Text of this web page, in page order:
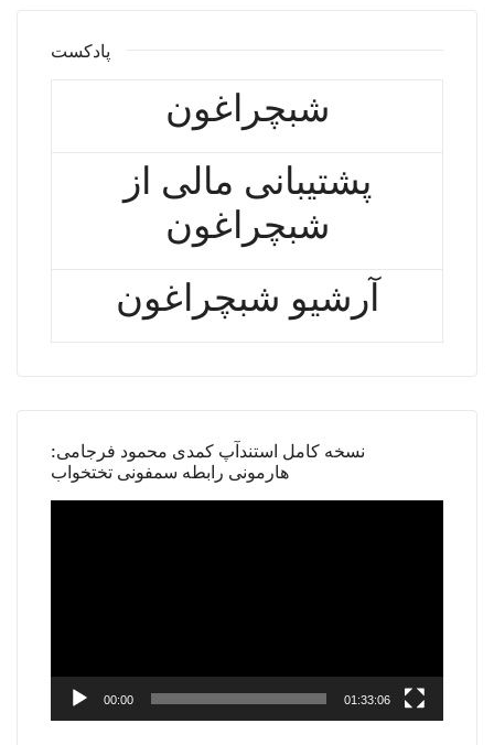
پادکست
شبچراغون
پشتیبانی مالی از
شبچراغون
آرشیو شبچراغون
نسخه کامل استندآپ کمدی محمود فرجامی:
هارمونی رابطه سمفونی تختخواب
00:00 01:33:06